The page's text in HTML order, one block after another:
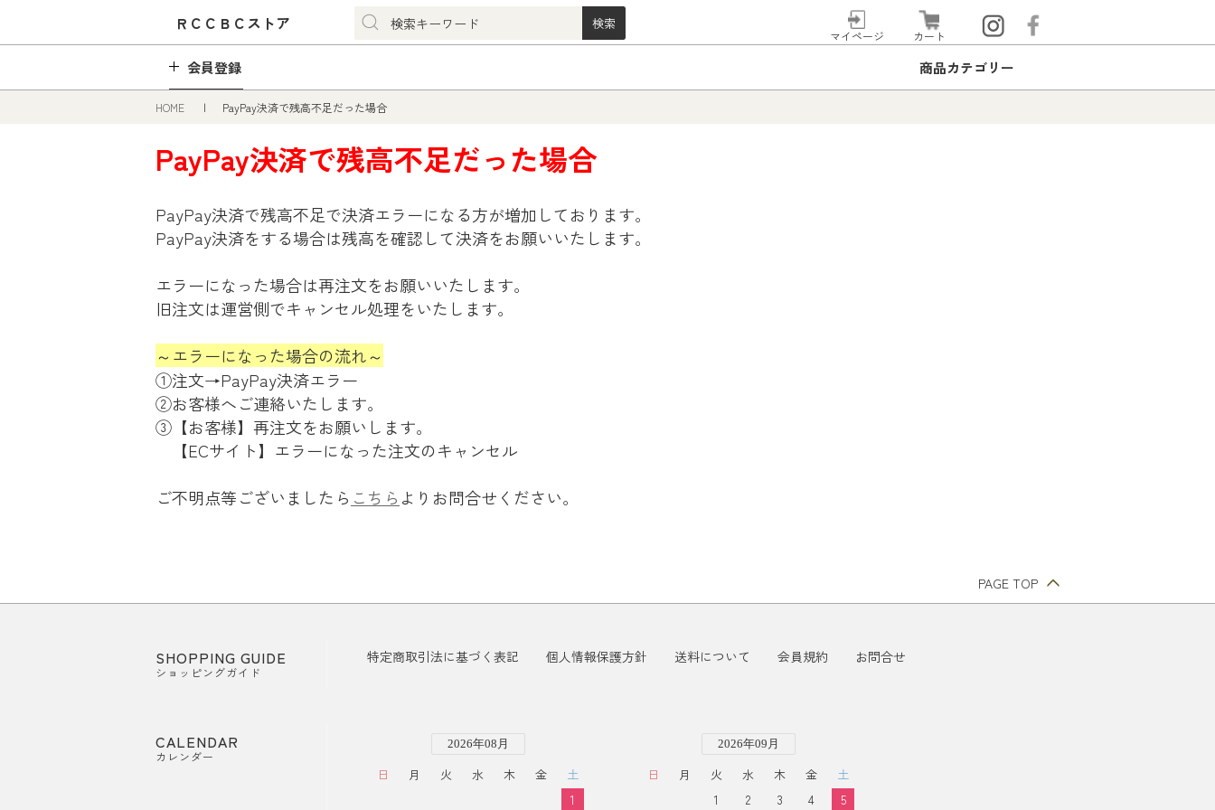
ＲＣＣＢＣストア
マイページ カート
会員登録 商品カテゴリー
HOME PayPay決済で残高不足だった場合
PayPay決済で残高不足だった場合
PayPay決済で残高不足で決済エラーになる方が増加しております。
PayPay決済をする場合は残高を確認して決済をお願いいたします。
エラーになった場合は再注文をお願いいたします。
旧注文は運営側でキャンセル処理をいたします。
～エラーになった場合の流れ～
①注文→PayPay決済エラー
②お客様へご連絡いたします。
③【お客様】再注文をお願いします。
【ECサイト】エラーになった注文のキャンセル
ご不明点等ございましたら こちら よりお問合せください。
PAGE TOP
SHOPPING GUIDE
ショッピングガイド
特定商取引法に基づく表記 個人情報保護方針 送料について 会員規約 お問合せ
CALENDAR
カレンダー
2026年08月
日 月 火 水 木 金
土
1
2026年09月
日 月 火 水 木 金
土
1
2 3 4
5